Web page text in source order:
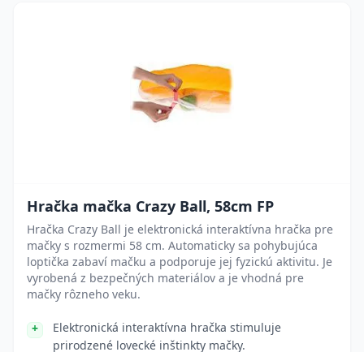
Hračka mačka Crazy Ball, 58cm FP
Hračka Crazy Ball je elektronická interaktívna hračka pre
mačky s rozmermi 58 cm. Automaticky sa pohybujúca
loptička zabaví mačku a podporuje jej fyzickú aktivitu. Je
vyrobená z bezpečných materiálov a je vhodná pre
mačky rôzneho veku.
Elektronická interaktívna hračka stimuluje
prirodzené lovecké inštinkty mačky.